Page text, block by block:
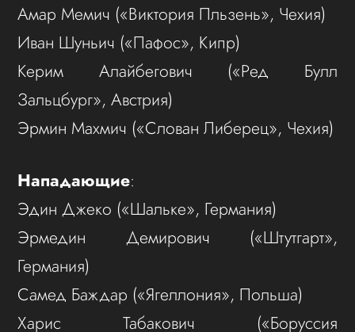
Амар Мемич («Виктория Пльзень», Чехия)
Иван Шуньич («Пафос», Кипр)
Керим Алайбегович («Ред Булл
Зальцбург», Австрия)
Эрмин Махмич («Слован Либерец», Чехия)
Нападающие:
Эдин Джеко («Шальке», Германия)
Эрмедин Демирович («Штутгарт»,
Германия)
Самед Баждар («Ягеллония», Польша)
Харис Табакович («Боруссия